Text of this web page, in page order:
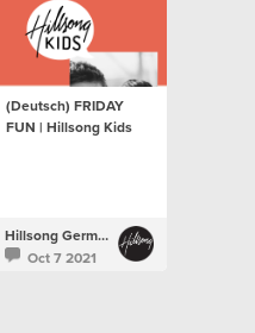
(Deutsch) FRIDAY
FUN | Hillsong Kids
Hillsong Germany
Oct 7 2021